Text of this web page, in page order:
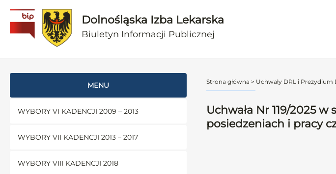
Dolnośląska Izba Lekarska
Biuletyn Informacji Publicznej
MENU
WYBORY VI KADENCJI 2009 – 2013
WYBORY VII KADENCJI 2013 – 2017
WYBORY VIII KADENCJI 2018
Strona główna > Uchwały DRL i Prezydium
Uchwała Nr 119/2025
posiedzeniach i pracy